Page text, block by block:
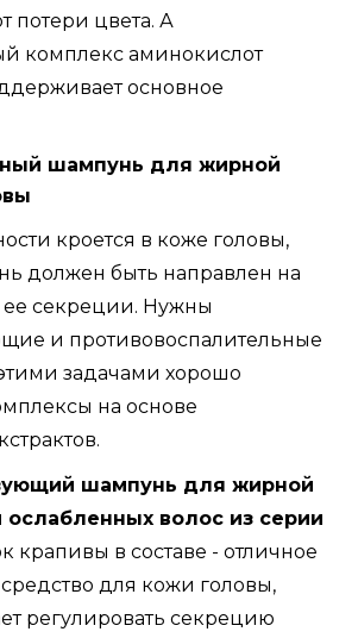
цвета. А
комплекс аминокислот
основное
шампунь для жирной
кроется в коже головы,
должен быть направлен на
секреции. Нужны
и противовоспалительные
задачами хорошо
на основе
шампунь для жирной
волос из серии
крапивы в составе - отличное
для кожи головы,
регулировать секрецию